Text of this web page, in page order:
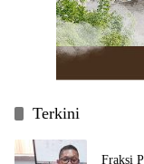
Terkini
Fraksi